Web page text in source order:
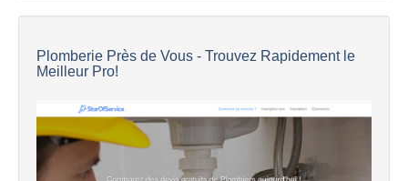
Plomberie Près de Vous - Trouvez Rapidement le
Meilleur Pro!